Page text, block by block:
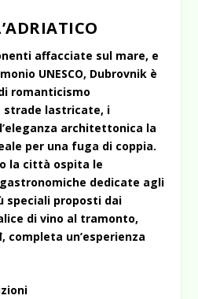
affacciate sul mare, e
UNESCO, Dubrovnik è
romanticismo
strade lastricate, i
architettonica la
per una fuga di coppia.
la città ospita le
dedicate agli
speciali proposti dai
di vino al tramonto,
completa un’esperienza